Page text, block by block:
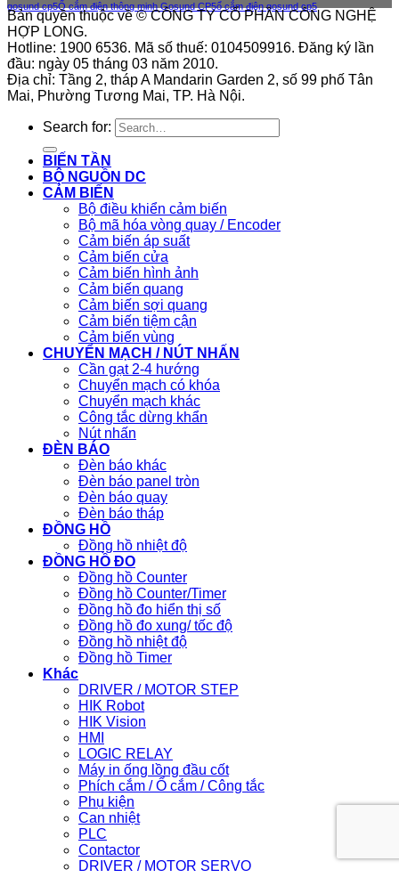
gosund cp5Ổ cắm điện thông minh Gosund CP5ổ cắm điện gosund cp5
Bản quyền thuộc về © CÔNG TY CỔ PHẦN CÔNG NGHỆ
HỢP LONG.
Hotline: 1900 6536. Mã số thuế: 0104509916. Đăng ký lần
đầu: ngày 05 tháng 03 năm 2010.
Địa chỉ: Tầng 2, tháp A Mandarin Garden 2, số 99 phố Tân
Mai, Phường Tương Mai, TP. Hà Nội.
Search for:
BIẾN TẦN
BỘ NGUỒN DC
CẢM BIẾN
Bộ điều khiển cảm biến
Bộ mã hóa vòng quay / Encoder
Cảm biến áp suất
Cảm biến cửa
Cảm biến hình ảnh
Cảm biến quang
Cảm biến sợi quang
Cảm biến tiệm cận
Cảm biến vùng
CHUYỂN MẠCH / NÚT NHẤN
Cần gạt 2-4 hướng
Chuyển mạch có khóa
Chuyển mạch khác
Công tắc dừng khẩn
Nút nhấn
ĐÈN BÁO
Đèn báo khác
Đèn báo panel tròn
Đèn báo quay
Đèn báo tháp
ĐỒNG HỒ
Đồng hồ nhiệt độ
ĐỒNG HỒ ĐO
Đồng hồ Counter
Đồng hồ Counter/Timer
Đồng hồ đo hiển thị số
Đồng hồ đo xung/ tốc độ
Đồng hồ nhiệt độ
Đồng hồ Timer
Khác
DRIVER / MOTOR STEP
HIK Robot
HIK Vision
HMI
LOGIC RELAY
Máy in ống lồng đầu cốt
Phích cắm / Ổ cắm / Công tắc
Phụ kiện
Can nhiệt
PLC
Contactor
DRIVER / MOTOR SERVO